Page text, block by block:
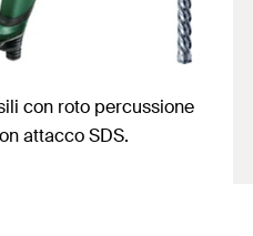
con roto percussione
attacco SDS.